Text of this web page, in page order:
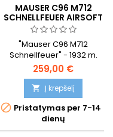
MAUSER C96 M712
SCHNELLFEUER AIRSOFT
GBB PISTOLETAS SU PEČIŲ
APKABA - VOKIŠKA
ŠLUOTOS RANKENA
"Mauser C96 M712
Schnellfeuer" - 1932 m.
Vokietijos rinktinio šaunamojo
ginklo su šluota ir ikoniška
nuimama peties atrama -
kopija, pagaminta naudojant
žaliųjų dujų airsoftą. Pusiau ir
visiškai automatinis šautuvas,
25 šovinių dėtuvė, ~300 FPS.
259,00 €
 Į krepšelį
 Pristatymas per 7-14
dienų